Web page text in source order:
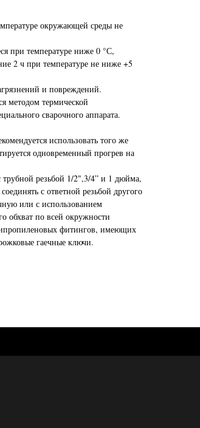
окружающей среды не
при температуре ниже 0 °С,
2 ч при температуре не ниже +5
и повреждений.
методом термической
сварочного аппарата.
использовать того же
одновременный прогрев на
резьбой 1/2",3/4” и 1 дюйма,
с ответной резьбой другого
или с использованием
обхват по всей окружности
фитингов, имеющих
гаечные ключи.